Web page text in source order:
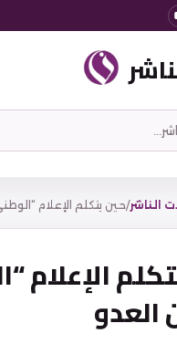
الناشر/حين يتكلم الإعلام
الإعلام
العدو